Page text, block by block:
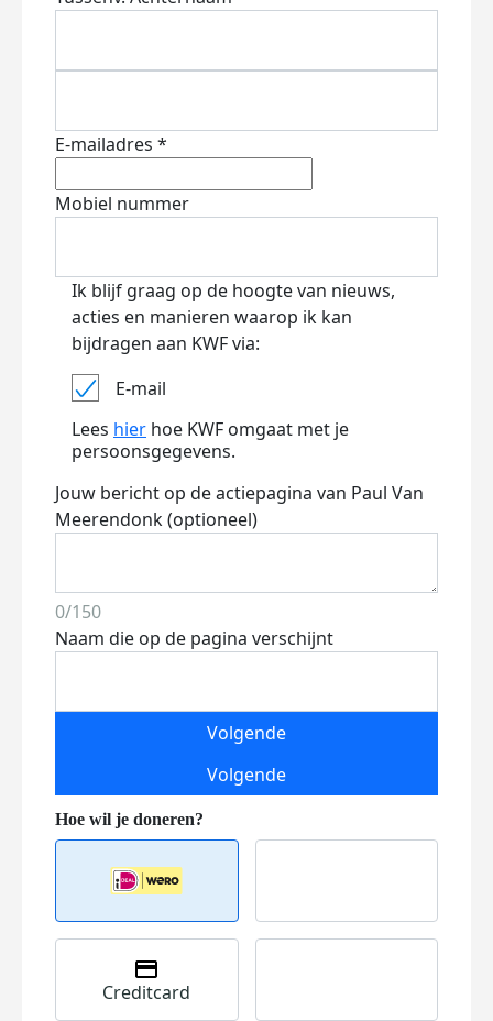
E-mailadres *
Mobiel nummer
Ik blijf graag op de hoogte van nieuws,
acties en manieren waarop ik kan
bijdragen aan KWF via:
E-mail
Lees hier hoe KWF omgaat met je
persoonsgegevens.
Jouw bericht op de actiepagina van Paul Van
Meerendonk (optioneel)
0/150
Naam die op de pagina verschijnt
Volgende
Volgende
Creditcard